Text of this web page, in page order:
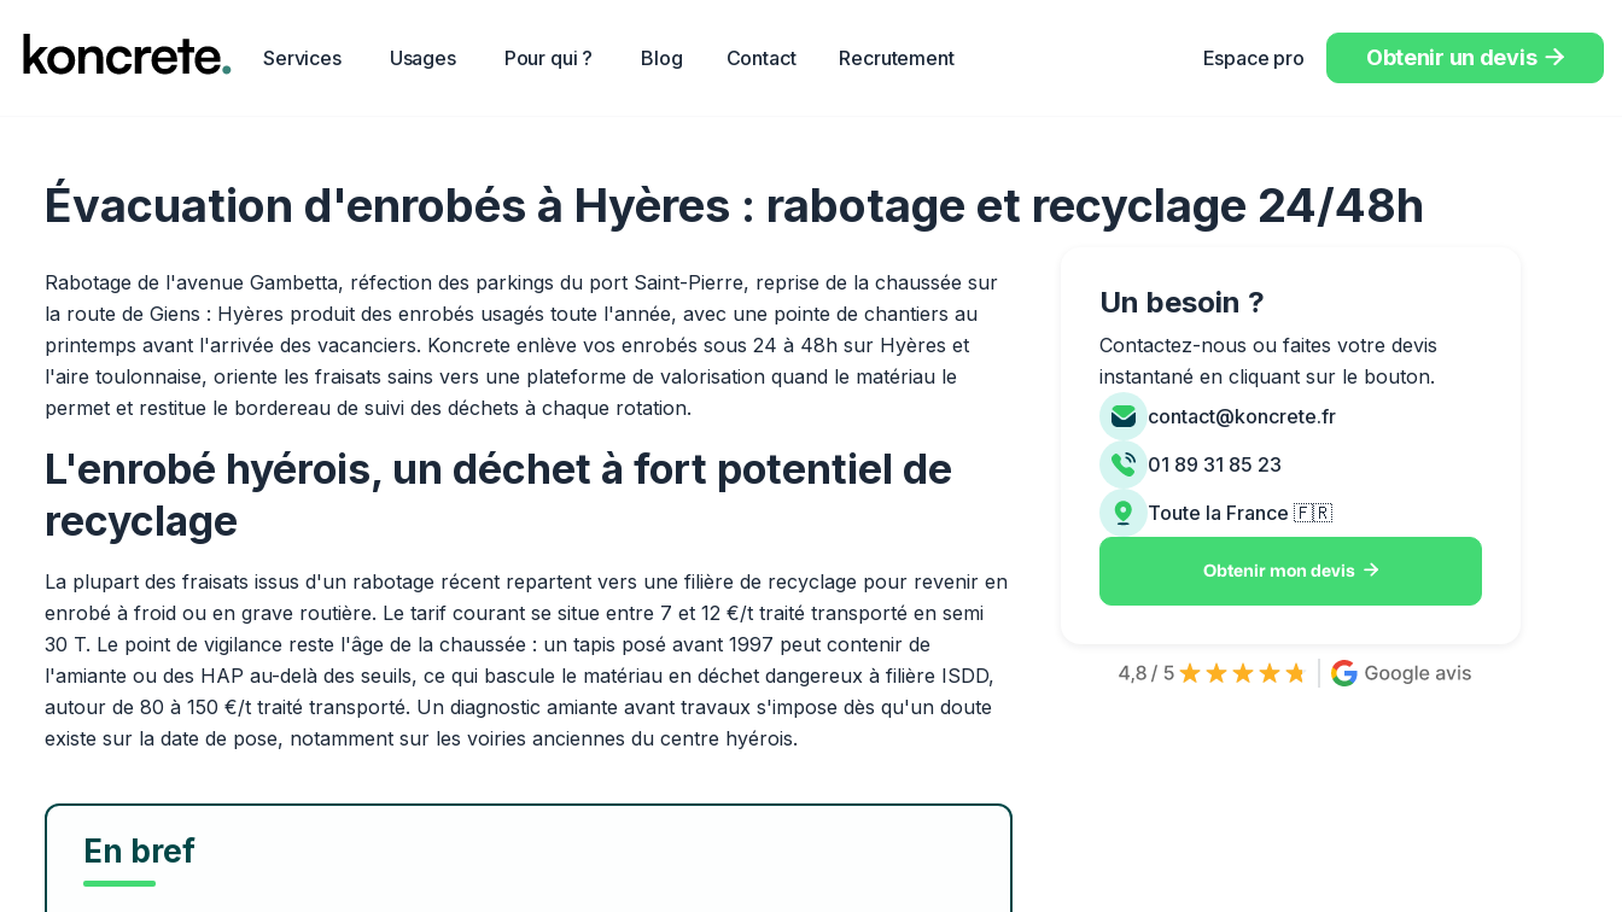
Services Usages Pour qui ? Blog Contact Recrutement Espace pro Obtenir un devis 
Évacuation d'enrobés à Hyères : rabotage et recyclage 24/48h
Rabotage de l'avenue Gambetta, réfection des parkings du port Saint-Pierre, reprise de la chaussée sur
la route de Giens : Hyères produit des enrobés usagés toute l'année, avec une pointe de chantiers au
printemps avant l'arrivée des vacanciers. Koncrete enlève vos enrobés sous 24 à 48h sur Hyères et
l'aire toulonnaise, oriente les fraisats sains vers une plateforme de valorisation quand le matériau le
permet et restitue le bordereau de suivi des déchets à chaque rotation.
L'enrobé hyérois, un déchet à fort potentiel de
recyclage
La plupart des fraisats issus d'un rabotage récent repartent vers une filière de recyclage pour revenir en
enrobé à froid ou en grave routière. Le tarif courant se situe entre 7 et 12 €/t traité transporté en semi
30 T. Le point de vigilance reste l'âge de la chaussée : un tapis posé avant 1997 peut contenir de
l'amiante ou des HAP au-delà des seuils, ce qui bascule le matériau en déchet dangereux à filière ISDD,
autour de 80 à 150 €/t traité transporté. Un diagnostic amiante avant travaux s'impose dès qu'un doute
existe sur la date de pose, notamment sur les voiries anciennes du centre hyérois.
En bref
Un besoin ?
Contactez-nous ou faites votre devis
instantané en cliquant sur le bouton.
contact@koncrete.fr
01 89 31 85 23
Toute la France 🇫🇷
Obtenir mon devis 